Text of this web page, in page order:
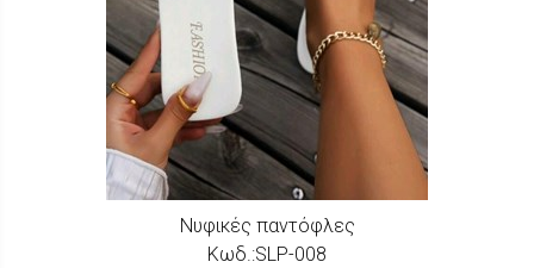
Νυφικές παντόφλες
Κωδ.:SLP-008